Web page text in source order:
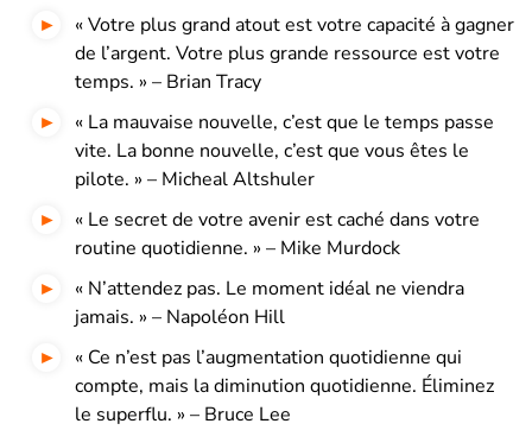
« Votre plus grand atout est votre capacité à gagner
de l’argent. Votre plus grande ressource est votre
temps. » – Brian Tracy
« La mauvaise nouvelle, c’est que le temps passe
vite. La bonne nouvelle, c’est que vous êtes le
pilote. » – Micheal Altshuler
« Le secret de votre avenir est caché dans votre
routine quotidienne. » – Mike Murdock
« N’attendez pas. Le moment idéal ne viendra
jamais. » – Napoléon Hill
« Ce n’est pas l’augmentation quotidienne qui
compte, mais la diminution quotidienne. Éliminez
le superflu. » – Bruce Lee